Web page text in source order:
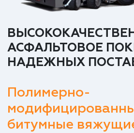
АСФАЛЬТОВОЕ
НАДЕЖНЫХ
Полимерно-
битумные